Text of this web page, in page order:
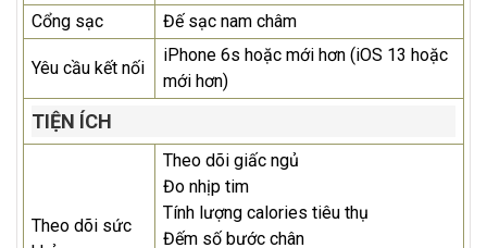
Cổng sạc
Đế sạc nam châm
Yêu cầu kết nối
iPhone 6s hoặc mới hơn (iOS 13 hoặc
mới hơn)
TIỆN ÍCH
Theo dõi sức
Theo dõi giấc ngủ
Đo nhịp tim
Tính lượng calories tiêu thụ
Đếm số bước chân